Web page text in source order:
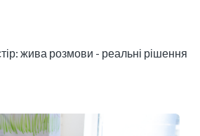
жива розмови - реальні рішення